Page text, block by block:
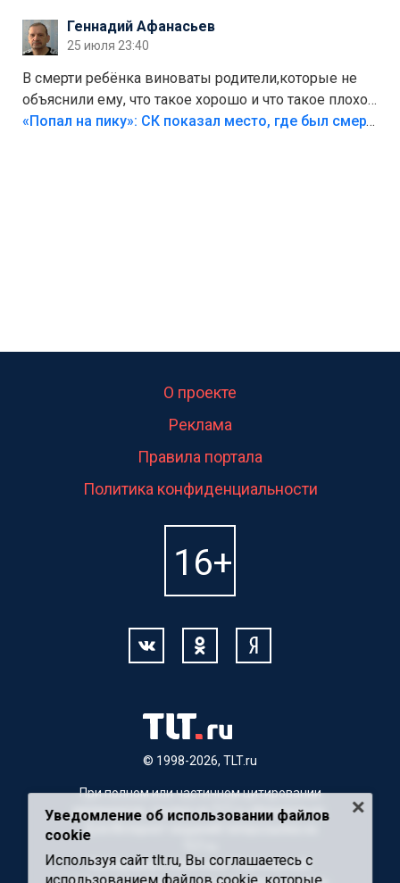
Геннадий Афанасьев
25 июля 23:40
В смерти ребёнка виноваты родители,которые не
объяснили ему, что такое хорошо и что такое плохо!
Лезть через такой забор,верх безумия,есть же
«Попал на пику»: СК показал место, где был смертельно травмирован ребенок в Тольятти
© 1998-2026, TLT.ru
О проекте
Реклама
Правила портала
Политика конфиденциальности
При полном или частичном цитировании
материалов, ссылка на TLT.ru обязательна.
Для Интернет-изданий гиперссылка на
Материалы с пометкой "Партнерский
Уведомление об использовании файлов
cookie
Используя сайт tlt.ru, Вы соглашаетесь с